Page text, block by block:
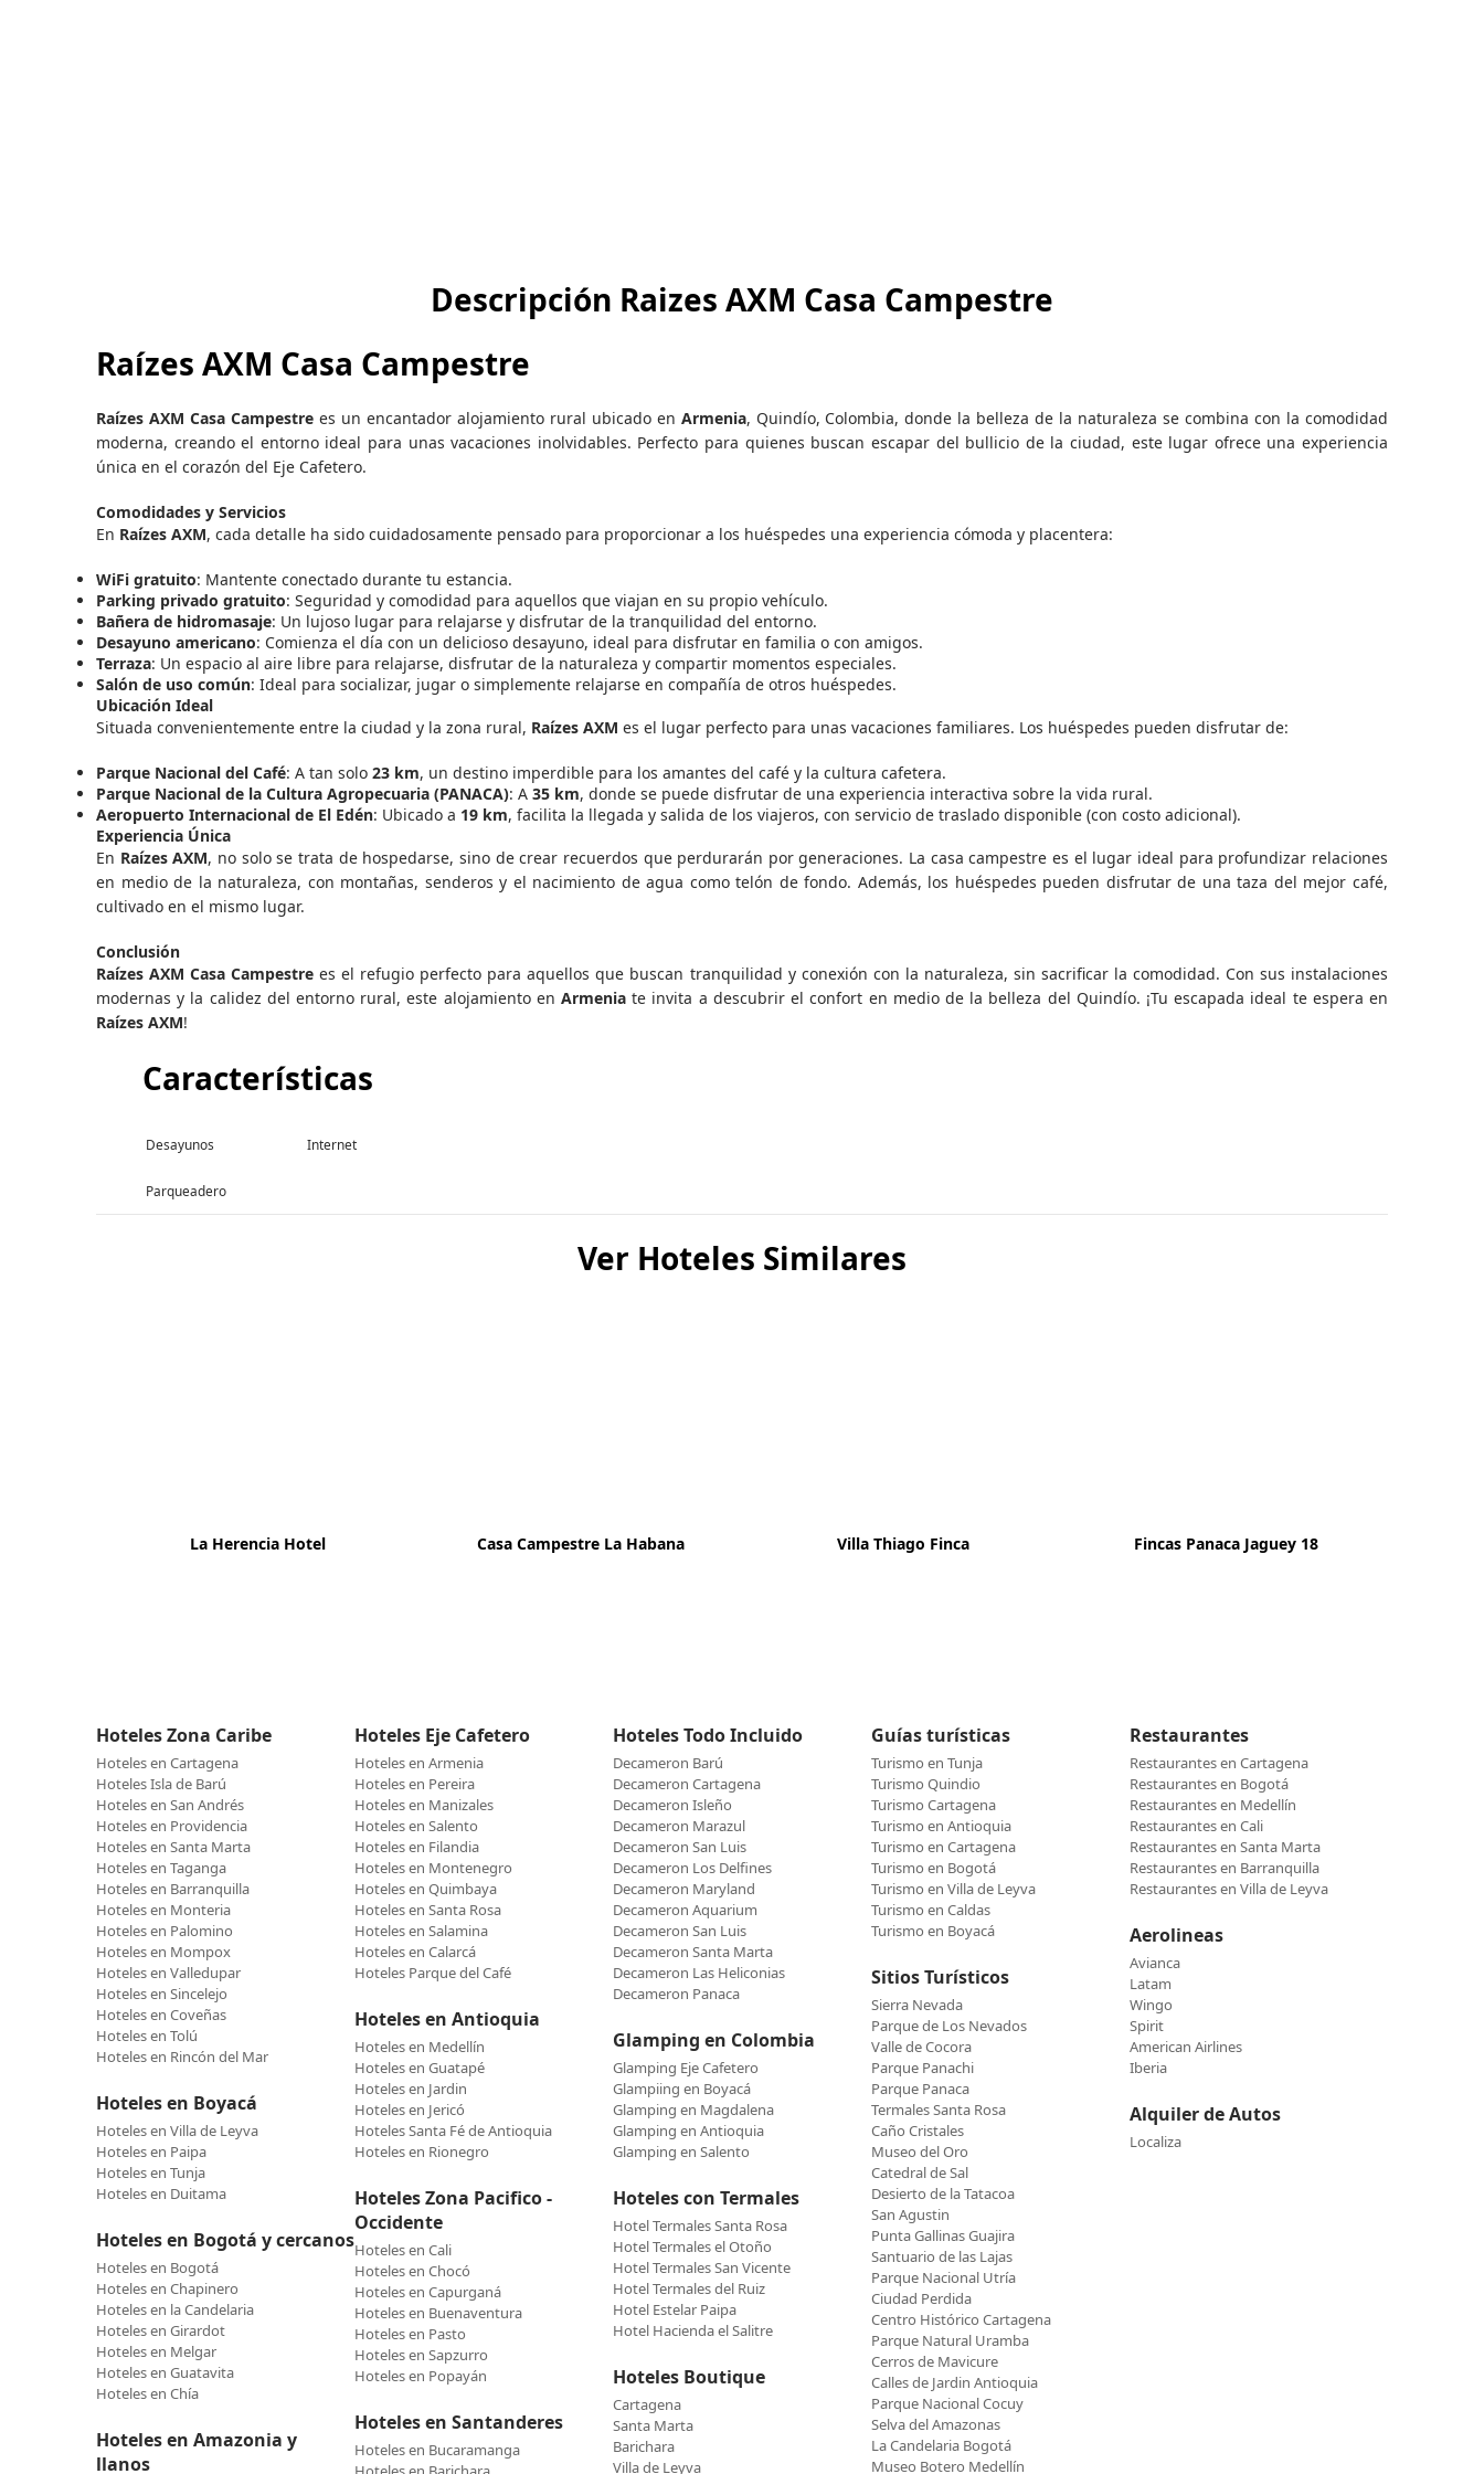
Descripción Raizes AXM Casa Campestre
Raízes AXM Casa Campestre
Raízes AXM Casa Campestrees un encantador alojamiento rural ubicado en Armenia, Quindío, Colombia, donde la belleza de la naturaleza se combina con la comodidad
moderna, creando el entorno ideal para unas vacaciones inolvidables. Perfecto para quienes buscan escapar del bullicio de la ciudad, este lugar ofrece una experiencia
única en el corazón del Eje Cafetero.
Comodidades y Servicios
En Raízes AXM, cada detalle ha sido cuidadosamente pensado para proporcionar a los huéspedes una experiencia cómoda y placentera:
WiFi gratuito: Mantente conectado durante tu estancia.
Parking privado gratuito: Seguridad y comodidad para aquellos que viajan en su propio vehículo.
Bañera de hidromasaje: Un lujoso lugar para relajarse y disfrutar de la tranquilidad del entorno.
Desayuno americano: Comienza el día con un delicioso desayuno, ideal para disfrutar en familia o con amigos.
Terraza: Un espacio al aire libre para relajarse, disfrutar de la naturaleza y compartir momentos especiales.
Salón de uso común: Ideal para socializar, jugar o simplemente relajarse en compañía de otros huéspedes.
Ubicación Ideal
Situada convenientemente entre la ciudad y la zona rural, Raízes AXM es el lugar perfecto para unas vacaciones familiares. Los huéspedes pueden disfrutar de:
Parque Nacional del Café: A tan solo 23 km, un destino imperdible para los amantes del café y la cultura cafetera.
Parque Nacional de la Cultura Agropecuaria (PANACA): A 35 km, donde se puede disfrutar de una experiencia interactiva sobre la vida rural.
Aeropuerto Internacional de El Edén: Ubicado a 19 km, facilita la llegada y salida de los viajeros, con servicio de traslado disponible (con costo adicional).
Experiencia Única
En Raízes AXM, no solo se trata de hospedarse, sino de crear recuerdos que perdurarán por generaciones. La casa campestre es el lugar ideal para profundizar relaciones
en medio de la naturaleza, con montañas, senderos y el nacimiento de agua como telón de fondo. Además, los huéspedes pueden disfrutar de una taza del mejor café,
cultivado en el mismo lugar.
Conclusión
Raízes AXM Casa Campestre es el refugio perfecto para aquellos que buscan tranquilidad y conexión con la naturaleza, sin sacrificar la comodidad. Con sus instalaciones
modernas y la calidez del entorno rural, este alojamiento enArmenia te invita a descubrir el confort en medio de la belleza del Quindío. ¡Tu escapada ideal te espera en
Raízes AXM!
Características
Desayunos Internet
Parqueadero
Ver Hoteles Similares
La Herencia Hotel Casa Campestre La Habana Villa Thiago Finca Fincas Panaca Jaguey 18
Hoteles Zona Caribe
Hoteles en Cartagena
Hoteles Isla de Barú
Hoteles en San Andrés
Hoteles en Providencia
Hoteles en Santa Marta
Hoteles en Taganga
Hoteles en Barranquilla
Hoteles en Monteria
Hoteles en Palomino
Hoteles en Mompox
Hoteles en Valledupar
Hoteles en Sincelejo
Hoteles en Coveñas
Hoteles en Tolú
Hoteles en Rincón del Mar
Hoteles en Boyacá
Hoteles en Villa de Leyva
Hoteles en Paipa
Hoteles en Tunja
Hoteles en Duitama
Hoteles en Bogotá y cercanos
Hoteles en Bogotá
Hoteles en Chapinero
Hoteles en la Candelaria
Hoteles en Girardot
Hoteles en Melgar
Hoteles en Guatavita
Hoteles en Chía
Hoteles en Amazonia y
llanos
Hoteles Eje Cafetero
Hoteles en Armenia
Hoteles en Pereira
Hoteles en Manizales
Hoteles en Salento
Hoteles en Filandia
Hoteles en Montenegro
Hoteles en Quimbaya
Hoteles en Santa Rosa
Hoteles en Salamina
Hoteles en Calarcá
Hoteles Parque del Café
Hoteles en Antioquia
Hoteles en Medellín
Hoteles en Guatapé
Hoteles en Jardin
Hoteles en Jericó
Hoteles Santa Fé de Antioquia
Hoteles en Rionegro
Hoteles Zona Pacifico -
Occidente
Hoteles en Cali
Hoteles en Chocó
Hoteles en Capurganá
Hoteles en Buenaventura
Hoteles en Pasto
Hoteles en Sapzurro
Hoteles en Popayán
Hoteles en Santanderes
Hoteles en Bucaramanga
Hoteles Todo Incluido
Decameron Barú
Decameron Cartagena
Decameron Isleño
Decameron Marazul
Decameron San Luis
Decameron Los Delfines
Decameron Maryland
Decameron Aquarium
Decameron San Luis
Decameron Santa Marta
Decameron Las Heliconias
Decameron Panaca
Glamping en Colombia
Glamping Eje Cafetero
Glampiing en Boyacá
Glamping en Magdalena
Glamping en Antioquia
Glamping en Salento
Hoteles con Termales
Hotel Termales Santa Rosa
Hotel Termales el Otoño
Hotel Termales San Vicente
Hotel Termales del Ruiz
Hotel Estelar Paipa
Hotel Hacienda el Salitre
Hoteles Boutique
Cartagena
Santa Marta
Barichara
Villa de Leyva
Guías turísticas
Turismo en Tunja
Turismo Quindio
Turismo Cartagena
Turismo en Antioquia
Turismo en Cartagena
Turismo en Bogotá
Turismo en Villa de Leyva
Turismo en Caldas
Turismo en Boyacá
Sitios Turísticos
Sierra Nevada
Parque de Los Nevados
Valle de Cocora
Parque Panachi
Parque Panaca
Termales Santa Rosa
Caño Cristales
Museo del Oro
Catedral de Sal
Desierto de la Tatacoa
San Agustin
Punta Gallinas Guajira
Santuario de las Lajas
Parque Nacional Utría
Ciudad Perdida
Centro Histórico Cartagena
Parque Natural Uramba
Cerros de Mavicure
Calles de Jardin Antioquia
Parque Nacional Cocuy
Selva del Amazonas
La Candelaria Bogotá
Museo Botero Medellín
Restaurantes
Restaurantes en Cartagena
Restaurantes en Bogotá
Restaurantes en Medellín
Restaurantes en Cali
Restaurantes en Santa Marta
Restaurantes en Barranquilla
Restaurantes en Villa de Leyva
Aerolineas
Avianca
Latam
Wingo
Spirit
American Airlines
Iberia
Alquiler de Autos
Localiza